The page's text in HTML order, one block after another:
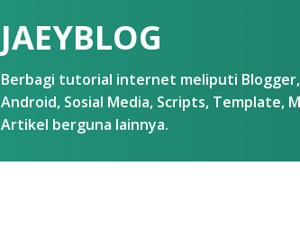
JAEYBLOG
Berbagi tutorial internet meliputi
Android, Sosial Media, Scripts, Template,
Artikel berguna lainnya.